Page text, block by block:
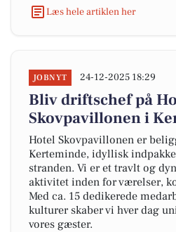
Læs hele artiklen her
JOBNYT 24-12-2025 18:29
Bliv driftschef på
Skovpavillonen i
Hotel Skovpavillonen er
Kerteminde, idyllisk
stranden. Vi er et travlt og
aktivitet inden for værelser,
Med ca. 15 dedikerede
kulturer skaber vi hver dag
vores gæster.